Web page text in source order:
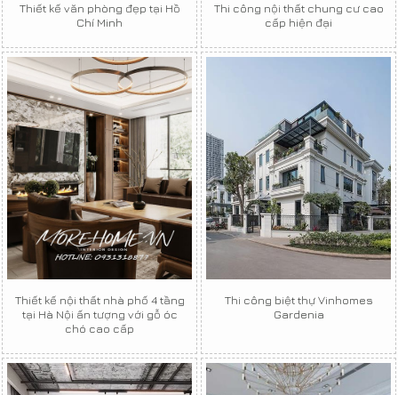
Thiết kế văn phòng đẹp tại Hồ
Chí Minh
Thi công nội thất chung cư cao
cấp hiện đại
Thiết kế nội thất nhà phố 4 tầng
tại Hà Nội ấn tượng với gỗ óc
chó cao cấp
Thi công biệt thự Vinhomes
Gardenia